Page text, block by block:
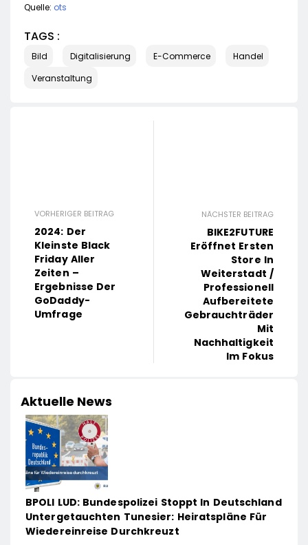
Quelle: ots
TAGS :
Bild Digitalisierung E-Commerce
Handel
Veranstaltung
VORHERIGER BEITRAG
2024: Der
Kleinste Black
Friday Aller
Zeiten –
Ergebnisse Der
GoDaddy-
Umfrage
NÄCHSTER BEITRAG
BIKE2FUTURE
Eröffnet Ersten
Store In
Weiterstadt /
Professionell
Aufbereitete
Gebrauchträder
Mit
Nachhaltigkeit
Im Fokus
Aktuelle News
BPOLI LUD: Bundespolizei Stoppt In Deutschland
Untergetauchten Tunesier: Heiratspläne Für
Wiedereinreise Durchkreuzt